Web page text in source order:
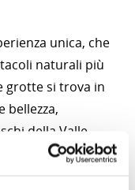
unica, che
naturali più
grotte si trova in
bellezza,
della Valle
opportunità per